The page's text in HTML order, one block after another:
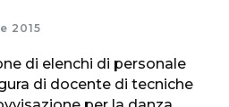
2015
di elenchi di personale
di docente di tecniche